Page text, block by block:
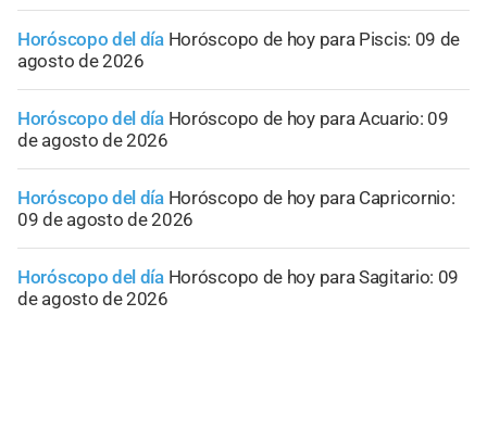
Horóscopo del día Horóscopo de hoy para Piscis: 09 de
agosto de 2026
Horóscopo del día Horóscopo de hoy para Acuario: 09
de agosto de 2026
Horóscopo del día Horóscopo de hoy para Capricornio:
09 de agosto de 2026
Horóscopo del día Horóscopo de hoy para Sagitario: 09
de agosto de 2026